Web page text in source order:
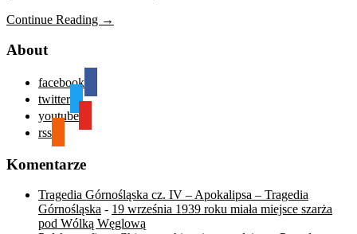
Continue Reading →
About
facebook
twitter
youtube
rss
Komentarze
Tragedia Górnośląska cz. IV – Apokalipsa – Tragedia
Górnośląska - 19 września 1939 roku miała miejsce szarża
pod Wólką Węglową